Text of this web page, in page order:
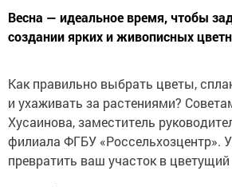
Весна — идеальное время, чтобы
создании ярких и живописных
Как правильно выбрать цветы,
и ухаживать за растениями?
Хусаинова, заместитель
филиала ФГБУ «Россельхозцентр».
превратить ваш участок в цветущий